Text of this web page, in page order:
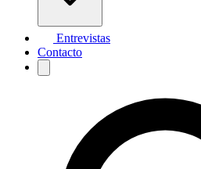
Entrevistas
Contacto